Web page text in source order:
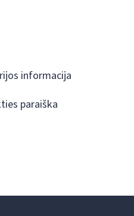
informacija
paraiška